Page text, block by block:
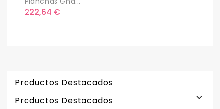
Precio
222,64 €
Productos Destacados
Productos Destacados
